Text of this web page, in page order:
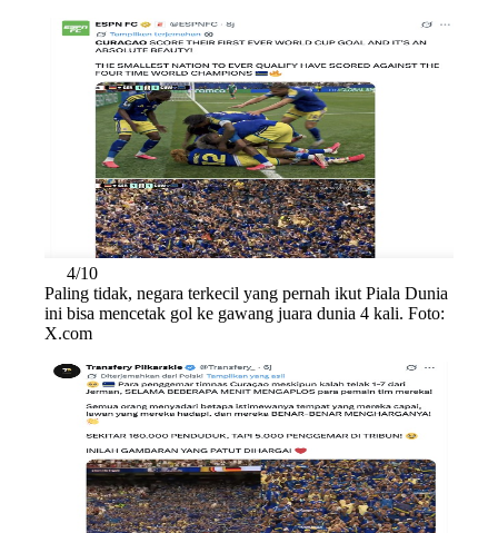
4/10
Paling tidak, negara terkecil yang pernah ikut Piala Dunia
ini bisa mencetak gol ke gawang juara dunia 4 kali. Foto:
X.com